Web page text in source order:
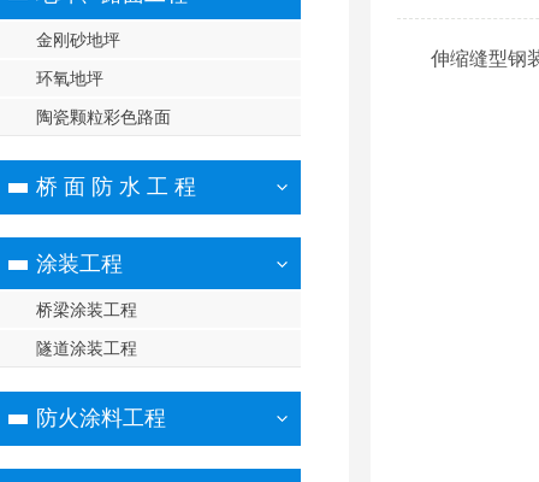
金刚砂地坪
环氧地坪
陶瓷颗粒彩色路面
桥 面 防 水 工 程
涂装工程
桥梁涂装工程
隧道涂装工程
防火涂料工程
伸缩缝型钢